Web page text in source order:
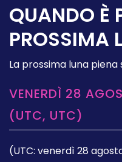
QUANDO È
PROSSIMA
La prossima luna piena
VENERDÌ 28
(UTC, UTC)
(UTC: venerdì 28